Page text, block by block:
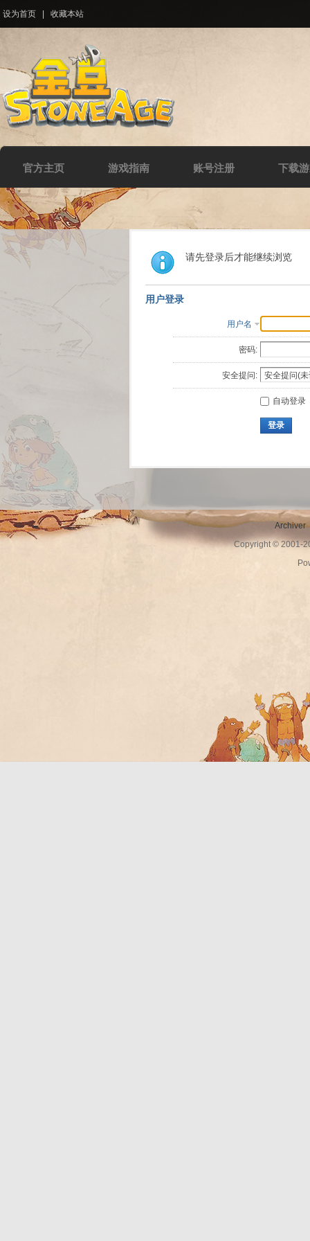
设为首页 收藏本站
官方主页 游戏指南 账号注册 下载
请先登录后才能继续浏览
用户登录
用户名
密码:
安全提问:
自动登录
登录
Archiver
Copyright © 2001-